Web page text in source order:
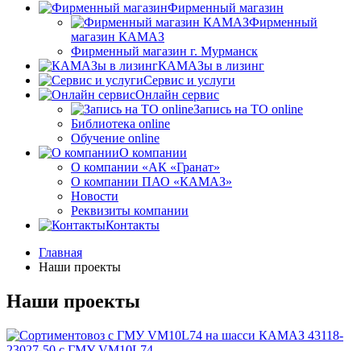
Фирменный магазин
Фирменный
магазин КАМАЗ
Фирменный магазин г. Мурманск
КАМАЗы в лизинг
Сервис и услуги
Онлайн сервис
Запись на ТО online
Библиотека online
Обучение online
О компании
О компании «АК «Гранат»
О компании ПАО «КАМАЗ»
Новости
Реквизиты компании
Контакты
Главная
Наши проекты
Наши проекты